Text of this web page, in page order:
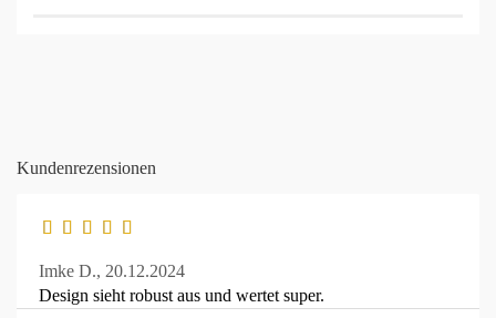
Kundenrezensionen
Imke D., 20.12.2024
Design sieht robust aus und wertet super.